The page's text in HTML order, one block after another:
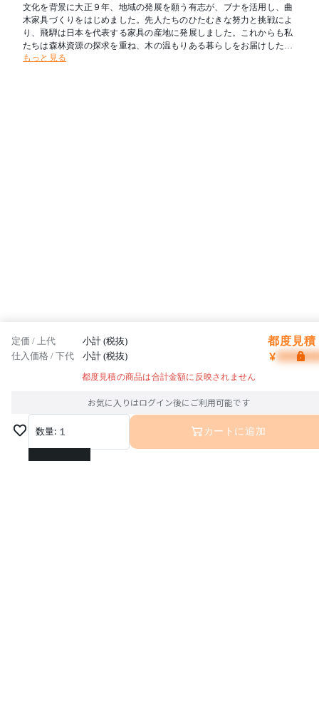
文化を背景に大正９年、地域の発展を願う有志が、ブナを活用し、曲
木家具づくりをはじめました。先人たちのひたむきな努力と挑戦によ
り、飛騨は日本を代表する家具の産地に発展しました。これからも私
たちは森林資源の探求を重ね、木の温もりある暮らしをお届けしたい
と考えます。新たな創造を可能とし、その魅力を求めて人々が集う場
もっと見る
定価 / 上代 小計 (税抜) 都度見積
仕入価格 / 下代 小計 (税抜) ¥
都度見積の商品は合計金額に反映されません
お気に入りはログイン後にご利用可能です
数量: 1
1
カートに追加